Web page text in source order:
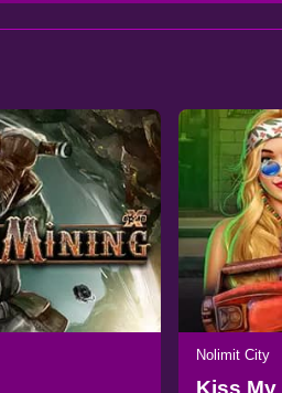
Nolimit City
Kiss My